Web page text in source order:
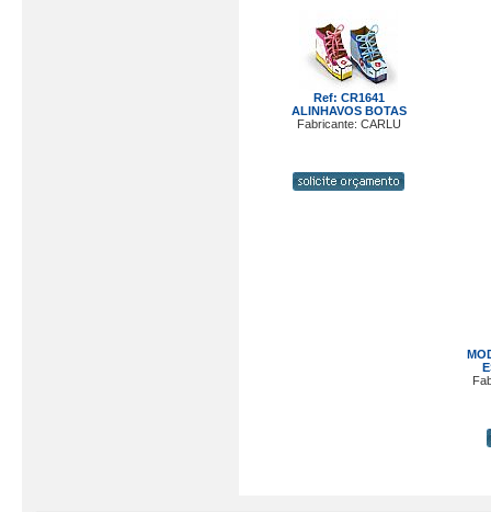
Ref: CR1641
ALINHAVOS BOTAS
Fabricante: CARLU